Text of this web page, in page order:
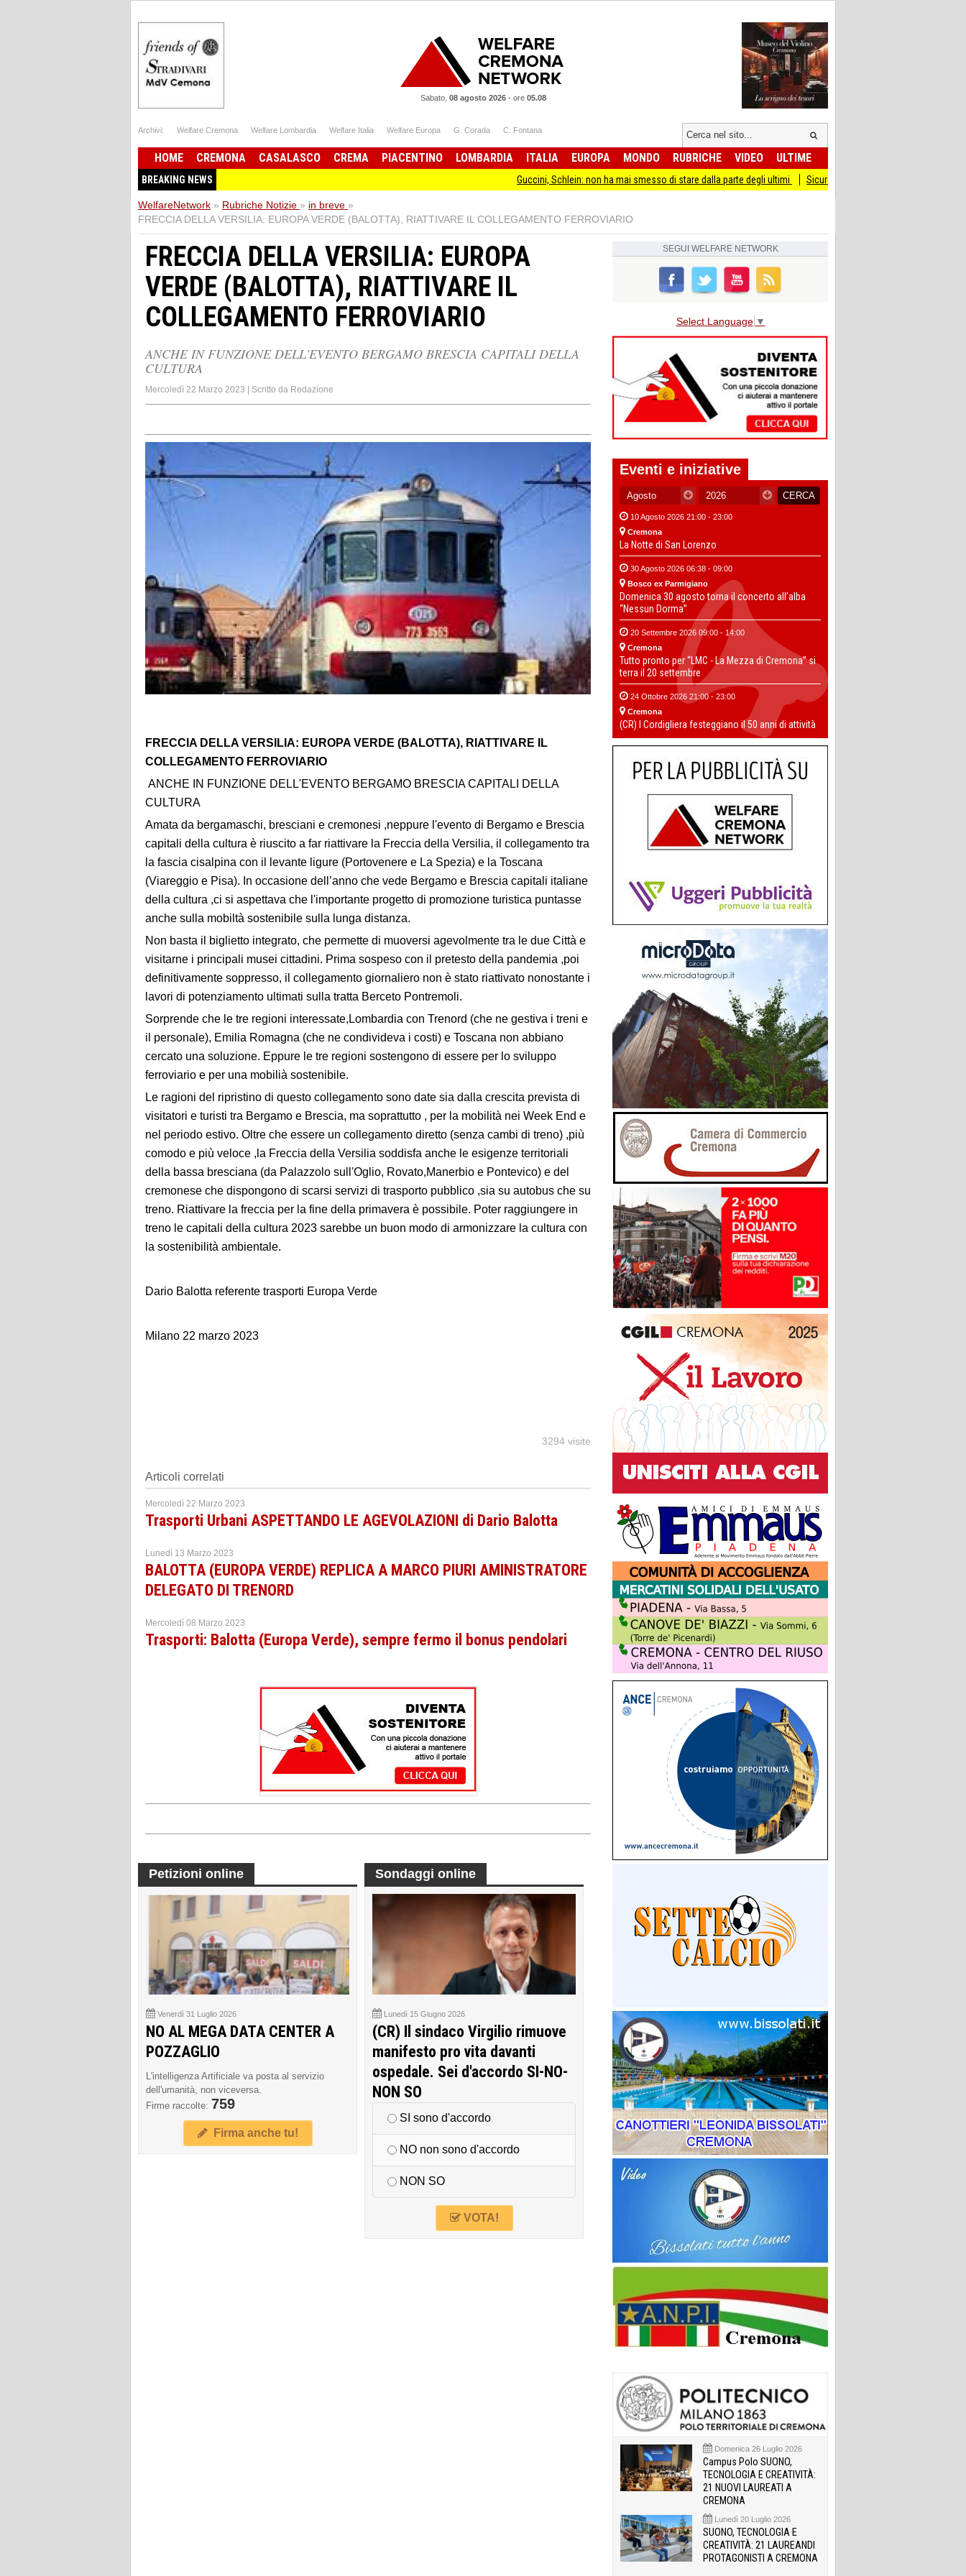
Sabato, 08 agosto 2026- ore 05.08
Archivi: Welfare Cremona Welfare Lombardia Welfare Italia Welfare Europa G. Corada C. Fontana
HOME CREMONA CASALASCO CREMA PIACENTINO LOMBARDIA ITALIA EUROPA MONDO RUBRICHE VIDEO ULTIME
BREAKING NEWS Guccini, Schlein: non ha mai smesso di stare dalla parte degli ultimi Sicurezza I Giovani Democratici ribattono ai
WelfareNetwork » Rubriche Notizie » in breve »
FRECCIA DELLA VERSILIA: EUROPA VERDE (BALOTTA), RIATTIVARE IL COLLEGAMENTO FERROVIARIO
FRECCIA DELLA VERSILIA: EUROPA
VERDE (BALOTTA), RIATTIVARE IL
COLLEGAMENTO FERROVIARIO
ANCHE IN FUNZIONE DELL'EVENTO BERGAMO BRESCIA CAPITALI DELLA
CULTURA
Mercoledì 22 Marzo 2023 | Scritto da Redazione
FRECCIA DELLA VERSILIA: EUROPA VERDE (BALOTTA), RIATTIVARE IL
COLLEGAMENTO FERROVIARIO
ANCHE IN FUNZIONE DELL'EVENTO BERGAMO BRESCIA CAPITALI DELLA
CULTURA
Amata da bergamaschi, bresciani e cremonesi ,neppure l'evento di Bergamo e Brescia
capitali della cultura è riuscito a far riattivare la Freccia della Versilia, il collegamento tra
la fascia cisalpina con il levante ligure (Portovenere e La Spezia) e la Toscana
(Viareggio e Pisa). In occasione dell’anno che vede Bergamo e Brescia capitali italiane
della cultura ,ci si aspettava che l'importante progetto di promozione turistica puntasse
anche sulla mobiltà sostenibile sulla lunga distanza.
Non basta il biglietto integrato, che permette di muoversi agevolmente tra le due Città e
visitarne i principali musei cittadini. Prima sospeso con il pretesto della pandemia ,poi
definitivamente soppresso, il collegamento giornaliero non è stato riattivato nonostante i
lavori di potenziamento ultimati sulla tratta Berceto Pontremoli.
Sorprende che le tre regioni interessate,Lombardia con Trenord (che ne gestiva i treni e
il personale), Emilia Romagna (che ne condivideva i costi) e Toscana non abbiano
cercato una soluzione. Eppure le tre regioni sostengono di essere per lo sviluppo
ferroviario e per una mobilià sostenibile.
Le ragioni del ripristino di questo collegamento sono date sia dalla crescita prevista di
visitatori e turisti tra Bergamo e Brescia, ma soprattutto , per la mobilità nei Week End e
nel periodo estivo. Oltre che essere un collegamento diretto (senza cambi di treno) ,più
comodo e più veloce ,la Freccia della Versilia soddisfa anche le esigenze territoriali
della bassa bresciana (da Palazzolo sull'Oglio, Rovato,Manerbio e Pontevico) e del
cremonese che dispongono di scarsi servizi di trasporto pubblico ,sia su autobus che su
treno. Riattivare la freccia per la fine della primavera è possibile. Poter raggiungere in
treno le capitali della cultura 2023 sarebbe un buon modo di armonizzare la cultura con
la sostenibilità ambientale.
Dario Balotta referente trasporti Europa Verde
Milano 22 marzo 2023
3294 visite
Articoli correlati
Mercoledì 22 Marzo 2023
Trasporti Urbani ASPETTANDO LE AGEVOLAZIONI di Dario Balotta
Lunedì 13 Marzo 2023
BALOTTA (EUROPA VERDE) REPLICA A MARCO PIURI AMINISTRATORE
DELEGATO DI TRENORD
Mercoledì 08 Marzo 2023
Trasporti: Balotta (Europa Verde), sempre fermo il bonus pendolari
Petizioni online
Venerdì 31 Luglio 2026
NO AL MEGA DATA CENTER A
POZZAGLIO
L'intelligenza Artificiale va posta al servizio
dell'umanità, non viceversa.
Firme raccolte: 759
Firma anche tu!
Sondaggi online
Lunedì 15 Giugno 2026
(CR) Il sindaco Virgilio rimuove
manifesto pro vita davanti
ospedale. Sei d'accordo SI-NO-
NON SO
SI sono d'accordo
NO non sono d'accordo
NON SO
VOTA!
SEGUI WELFARE NETWORK
Select Language ▼
Eventi e iniziative
10 Agosto 2026 21:00 - 23:00
Cremona
La Notte di San Lorenzo
30 Agosto 2026 06:38 - 09:00
Bosco ex Parmigiano
Domenica 30 agosto torna il concerto all’alba
“Nessun Dorma”
20 Settembre 2026 09:00 - 14:00
Cremona
Tutto pronto per “LMC - La Mezza di Cremona” si
terra il 20 settembre
24 Ottobre 2026 21:00 - 23:00
Cremona
(CR) I Cordigliera festeggiano il 50 anni di attività
Domenica 26 Luglio 2026
Campus Polo SUONO,
TECNOLOGIA E CREATIVITÀ:
21 NUOVI LAUREATI A
CREMONA
Lunedì 20 Luglio 2026
SUONO, TECNOLOGIA E
CREATIVITÀ: 21 LAUREANDI
PROTAGONISTI A CREMONA